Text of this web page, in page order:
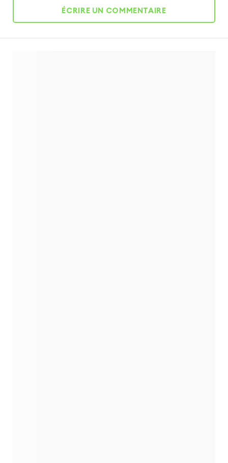
ÉCRIRE UN COMMENTAIRE